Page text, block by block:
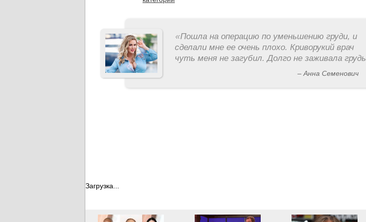
«Пошла на операцию по уменьшению груди, и
сделали мне ее очень плохо. Криворукий врач
чуть меня не загубил. Долго не заживала грудь
– Анна Семенович
Загрузка...